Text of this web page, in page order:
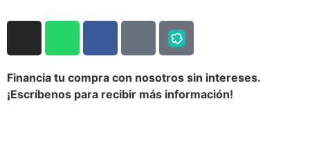
Financia tu compra con nosotros sin intereses.
¡Escríbenos para recibir más información!